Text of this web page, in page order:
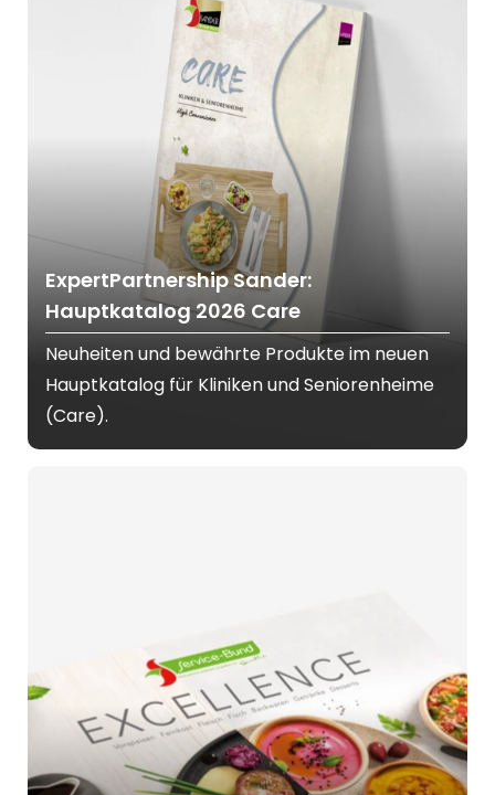
ExpertPartnership Sander:
Hauptkatalog 2026 Care
Neuheiten und bewährte Produkte im neuen
Hauptkatalog für Kliniken und Seniorenheime
(Care).